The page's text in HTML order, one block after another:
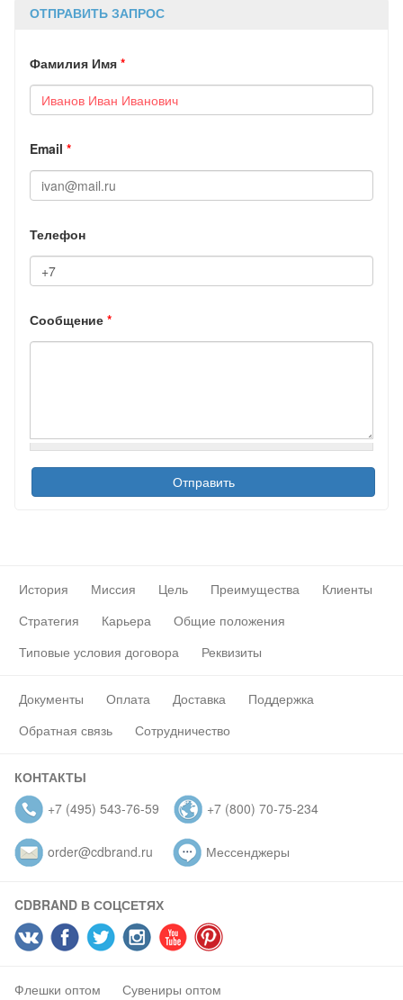
ОТПРАВИТЬ ЗАПРОС
Фамилия Имя *
Email *
Телефон
Сообщение *
История Миссия Цель Преимущества
Клиенты
Стратегия
Карьера
Общие положения
Типовые условия договора
Реквизиты
Документы Оплата Доставка
Поддержка
Обратная связь
Сотрудничество
КОНТАКТЫ
+7 (495) 543-76-59
+7 (800) 70-75-234
order@cdbrand.ru Мессенджеры
CDBRAND В СОЦСЕТЯХ
Флешки оптом Сувениры оптом